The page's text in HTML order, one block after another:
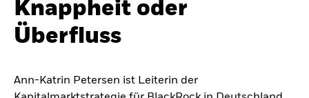
Themen & Märkte
Privatanleger
Knappheit oder
Überfluss
Ann-Katrin Petersen ist Leiterin der